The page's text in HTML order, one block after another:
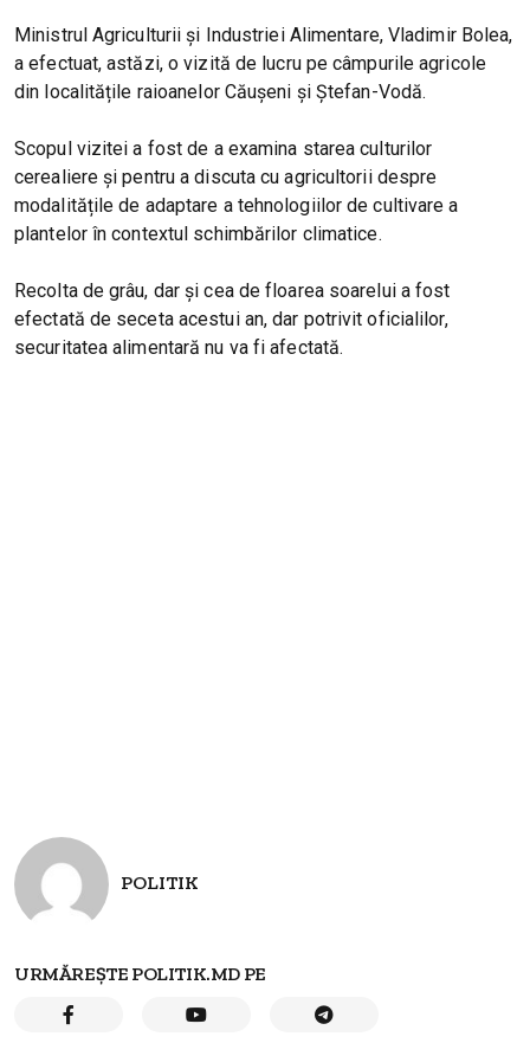
Ministrul Agriculturii și Industriei Alimentare, Vladimir Bolea,
a efectuat, astăzi, o vizită de lucru pe câmpurile agricole
din localitățile raioanelor Căușeni și Ștefan-Vodă.
Scopul vizitei a fost de a examina starea culturilor
cerealiere și pentru a discuta cu agricultorii despre
modalitățile de adaptare a tehnologiilor de cultivare a
plantelor în contextul schimbărilor climatice.
Recolta de grâu, dar și cea de floarea soarelui a fost
efectată de seceta acestui an, dar potrivit oficialilor,
securitatea alimentară nu va fi afectată.
POLITIK
URMĂREȘTE POLITIK.MD PE